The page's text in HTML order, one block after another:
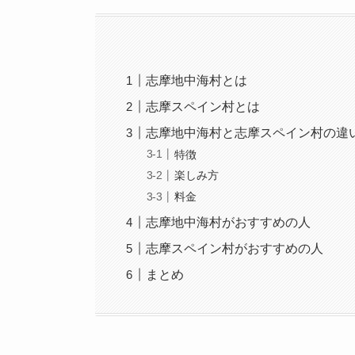
志摩地中海村とは
志摩スペイン村とは
志摩地中海村と志摩スペイン村の違
特徴
楽しみ方
料金
志摩地中海村がおすすめの人
志摩スペイン村がおすすめの人
まとめ